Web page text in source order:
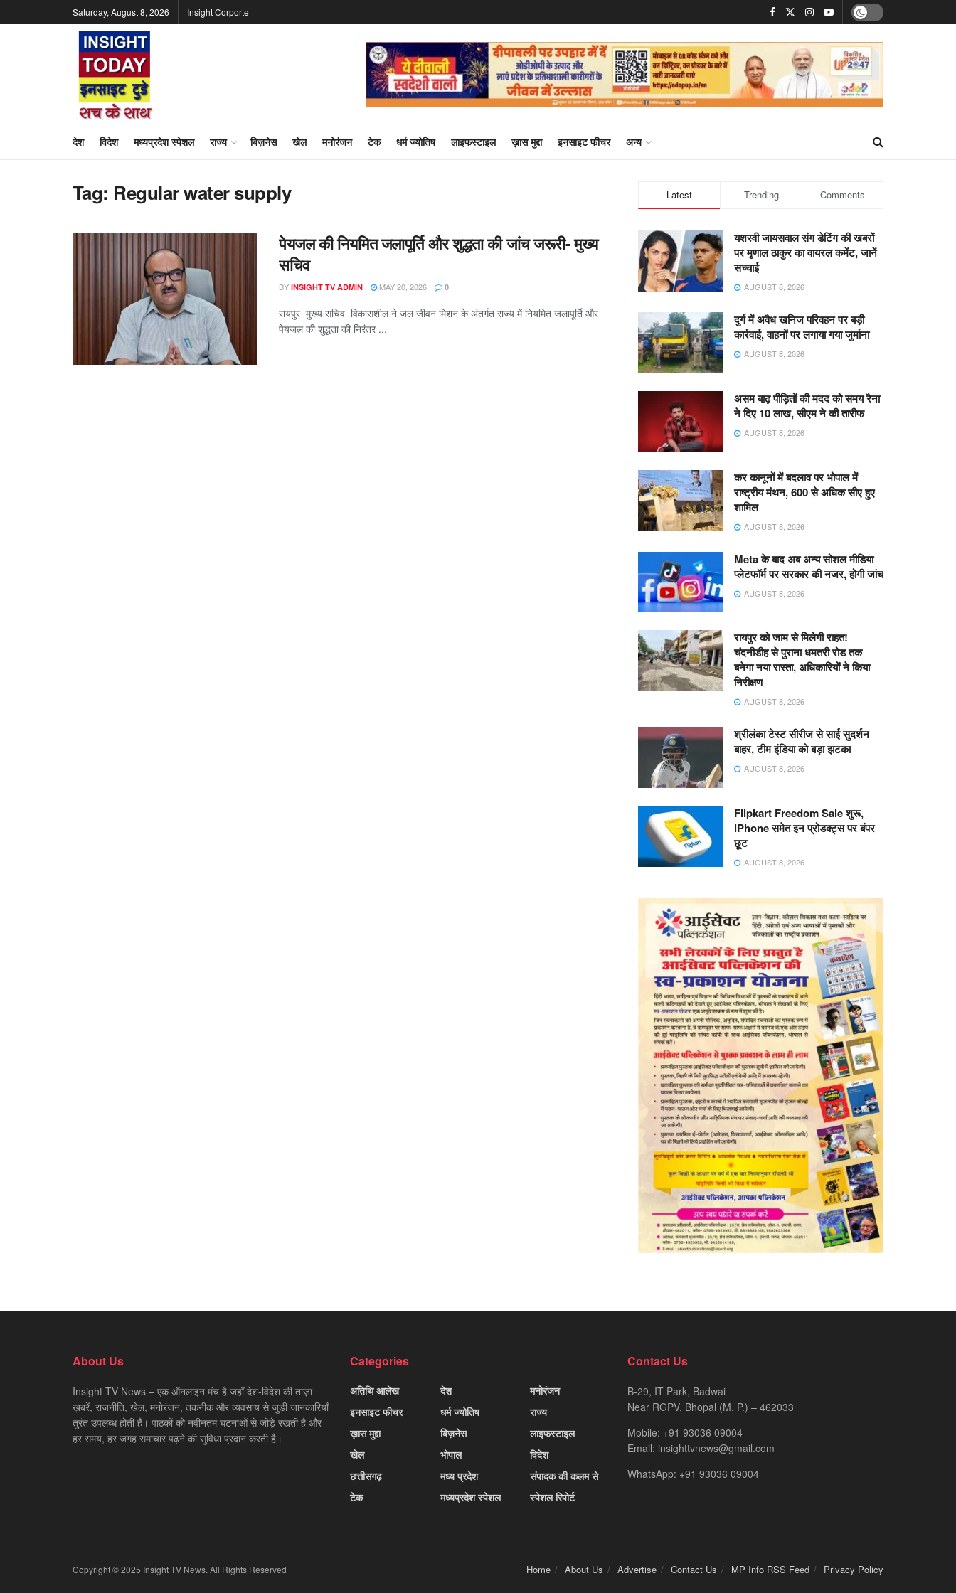
Saturday, August 8, 2026 Insight Corporte
देश विदेश मध्यप्रदेश स्पेशल राज्य बिज़नेस खेल मनोरंजन टेक धर्म ज्योतिष लाइफस्टाइल ख़ास मुद्दा इनसाइट फीचर अन्य
Tag: Regular water supply
पेयजल की नियमित जलापूर्ति और शुद्धता की जांच जरूरी- मुख्य
सचिव
BY INSIGHT TV ADMIN MAY 20, 2026 0
रायपुर मुख्य सचिव विकासशील ने जल जीवन मिशन के अंतर्गत राज्य में नियमित जलापूर्ति और
पेयजल की शुद्धता की निरंतर ...
Latest Trending Comments
यशस्वी जायसवाल संग डेटिंग की खबरों
पर मृणाल ठाकुर का वायरल कमेंट, जानें
सच्चाई
AUGUST 8, 2026
दुर्ग में अवैध खनिज परिवहन पर बड़ी
कार्रवाई, वाहनों पर लगाया गया जुर्माना
AUGUST 8, 2026
असम बाढ़ पीड़ितों की मदद को समय रैना
ने दिए 10 लाख, सीएम ने की तारीफ
AUGUST 8, 2026
कर कानूनों में बदलाव पर भोपाल में
राष्ट्रीय मंथन, 600 से अधिक सीए हुए
शामिल
AUGUST 8, 2026
Meta के बाद अब अन्य सोशल मीडिया
प्लेटफॉर्म पर सरकार की नजर, होगी जांच
AUGUST 8, 2026
रायपुर को जाम से मिलेगी राहत!
चंदनीडीह से पुराना धमतरी रोड तक
बनेगा नया रास्ता, अधिकारियों ने किया
निरीक्षण
AUGUST 8, 2026
श्रीलंका टेस्ट सीरीज से साई सुदर्शन
बाहर, टीम इंडिया को बड़ा झटका
AUGUST 8, 2026
Flipkart Freedom Sale शुरू,
iPhone समेत इन प्रोडक्ट्स पर बंपर
छूट
AUGUST 8, 2026
About Us
Insight TV News – एक ऑनलाइन मंच है जहाँ देश-विदेश की ताज़ा
ख़बरें, राजनीति, खेल, मनोरंजन, तकनीक और व्यवसाय से जुड़ी जानकारियाँ
तुरंत उपलब्ध होती हैं। पाठकों को नवीनतम घटनाओं से जोड़े रखती है और
हर समय, हर जगह समाचार पढ़ने की सुविधा प्रदान करती है।
Categories
अतिथि आलेख
इनसाइट फीचर
ख़ास मुद्दा
खेल
छत्तीसगढ़
टेक
देश
धर्म ज्योतिष
बिज़नेस
भोपाल
मध्य प्रदेश
मध्यप्रदेश स्पेशल
मनोरंजन
राज्य
लाइफस्टाइल
विदेश
संपादक की कलम से
स्पेशल रिपोर्ट
Contact Us
B-29, IT Park, Badwai
Near RGPV, Bhopal (M. P.) – 462033
Mobile: +91 93036 09004
Email: insighttvnews@gmail.com
WhatsApp: +91 93036 09004
Home About Us Advertise Contact Us MP Info RSS Feed Privacy Policy
Copyright © 2025 Insight TV News. All Rights Reserved